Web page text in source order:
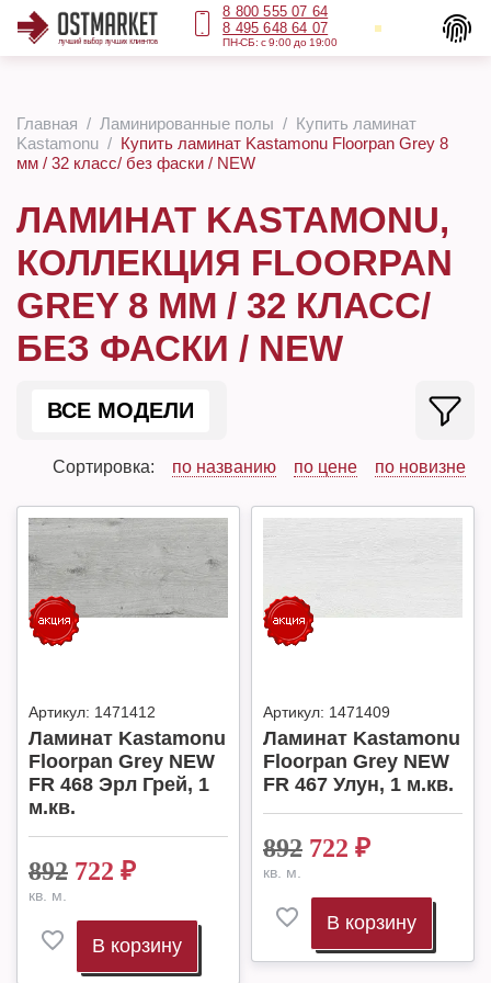
8 800 555 07 64
8 495 648 64 07
ПН-СБ: с 9:00 до 19:00
Главная Ламинированные полы
Купить ламинат
Kastamonu
Купить ламинат Kastamonu Floorpan Grey 8
мм / 32 класс/ без фаски / NEW
ЛАМИНАТ KASTAMONU,
КОЛЛЕКЦИЯ FLOORPAN
GREY 8 ММ / 32 КЛАСС/
БЕЗ ФАСКИ / NEW
ВСЕ МОДЕЛИ
Сортировка: по названию по цене по новизне
Артикул: 1471412
Ламинат Kastamonu
Floorpan Grey NEW
FR 468 Эрл Грей, 1
м.кв.
892 722 ₽
кв. м.
В корзину
Артикул: 1471409
Ламинат Kastamonu
Floorpan Grey NEW
FR 467 Улун, 1 м.кв.
892 722 ₽
кв. м.
В корзину